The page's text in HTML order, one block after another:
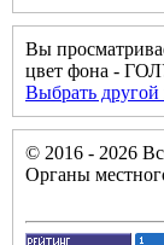
Вы
цвет фона -
Выбрать другой
© 2016 - 2026
Органы